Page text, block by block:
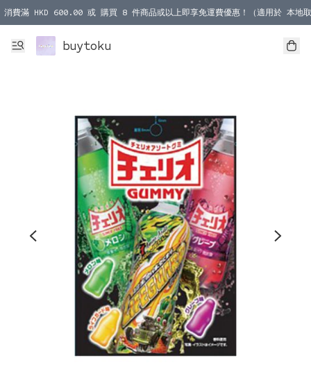
消費滿 HKD 600.00 或 購買 8 件商品或以上即享免運費優惠！（適用於 本地
消費滿 HKD 1000.00 或 購買 100 件商品或以上即享免運費優惠！（適用於
buytoku